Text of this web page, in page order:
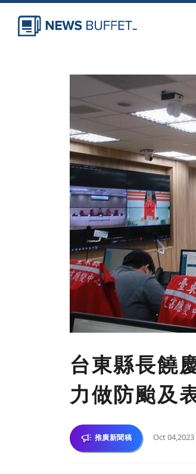
台東縣長饒
力做防颱及
推廣新聞稿 Oct 04,2023